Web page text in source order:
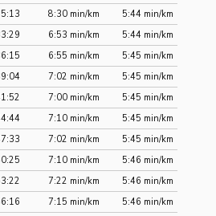
8:30 min/km
5:44 min/km
6:53 min/km
5:44 min/km
6:55 min/km
5:45 min/km
7:02 min/km
5:45 min/km
7:00 min/km
5:45 min/km
7:10 min/km
5:45 min/km
7:02 min/km
5:45 min/km
7:10 min/km
5:46 min/km
7:22 min/km
5:46 min/km
7:15 min/km
5:46 min/km